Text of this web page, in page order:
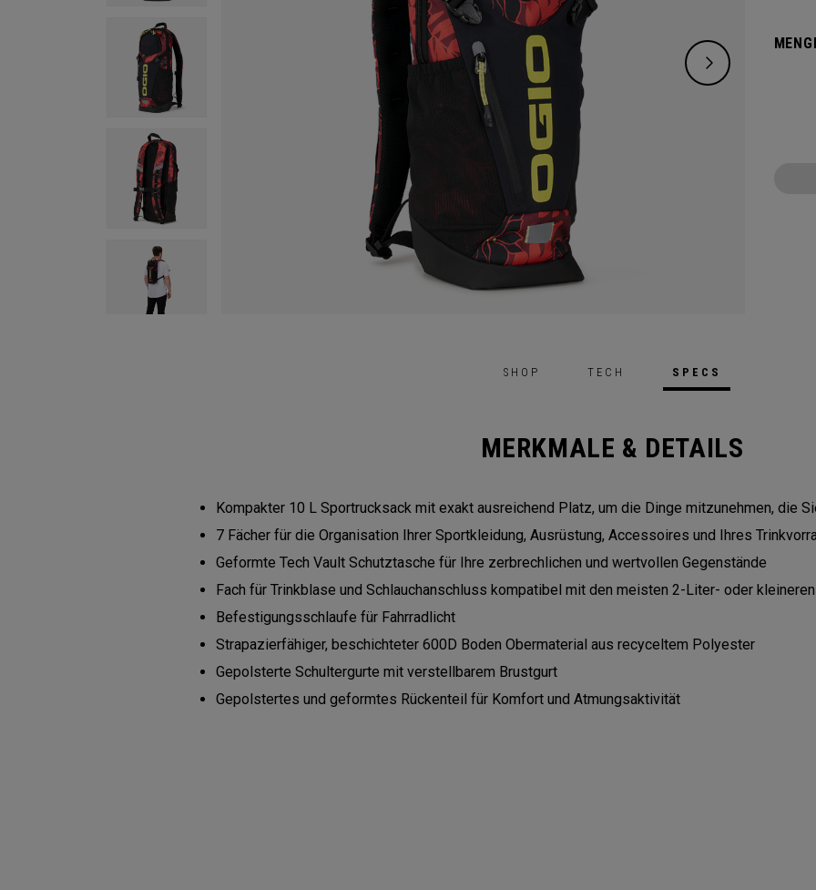
SHOP TECH SPECS
MERKMALE & DETAILS
Kompakter 10 L Sportrucksack mit exakt ausreichend Platz, um die Dinge mitzunehmen, die
7 Fächer für die Organisation Ihrer Sportkleidung, Ausrüstung, Accessoires und Ihres
Geformte Tech Vault Schutztasche für Ihre zerbrechlichen und wertvollen Gegenstände
Fach für Trinkblase und Schlauchanschluss kompatibel mit den meisten 2-Liter- oder
Befestigungsschlaufe für Fahrradlicht
Strapazierfähiger, beschichteter 600D Boden Obermaterial aus recyceltem Polyester
Gepolsterte Schultergurte mit verstellbarem Brustgurt
Gepolstertes und geformtes Rückenteil für Komfort und Atmungsaktivität